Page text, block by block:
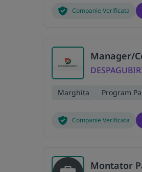
Companie Verificata
Manager/
Marghita Program
Companie Verificata
Montator